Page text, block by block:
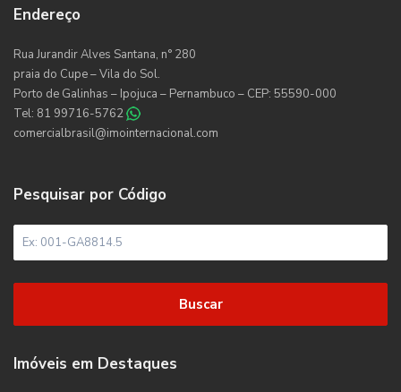
Endereço
Rua Jurandir Alves Santana, n° 280
praia do Cupe – Vila do Sol.
Porto de Galinhas – Ipojuca – Pernambuco – CEP: 55590-000
Tel: 81 99716-5762
comercialbrasil@imointernacional.com
Pesquisar por Código
Buscar
Imóveis em Destaques